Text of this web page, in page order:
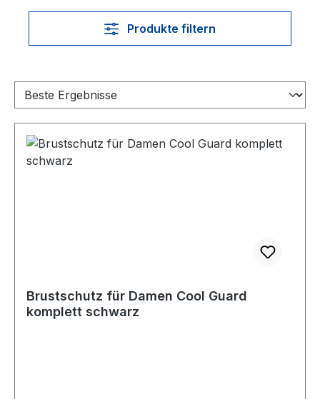
Produkte filtern
Brustschutz für Damen Cool Guard
komplett schwarz